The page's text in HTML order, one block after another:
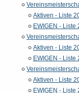
Aktiven - Liste
EWIGEN - Liste
Aktiven - Liste
EWIGEN - Liste
Aktiven - Liste
EWIGEN - Liste